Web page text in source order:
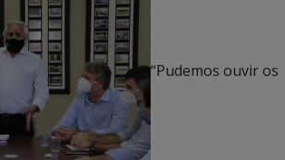
“Pudemos ouvir os